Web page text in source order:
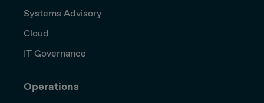
Systems Advisory
Cloud
IT Governance
Operations